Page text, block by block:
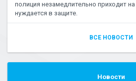
полиция незамедлительно приходит
нуждается в защите.
ВСЕ НОВОСТИ
Новости